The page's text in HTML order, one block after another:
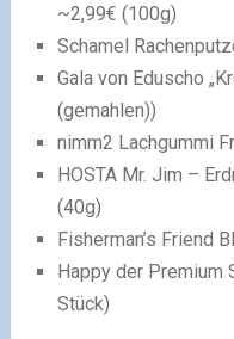
~2,99€ (100g)
Schamel
Gala von Eduscho
(gemahlen))
nimm2 Lachgummi
HOSTA Mr. Jim –
(40g)
Fisherman’s Friend
Happy der Premium
Stück)